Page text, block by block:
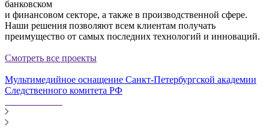
банковском
и финансовом секторе, а также в производственной сфере.
Наши решения позволяют всем клиентам получать
преимущество от самых последних технологий и инноваций.
Смотреть все проекты
Мультимедийное оснащение Санкт-Петербургской академии
Следственного комитета РФ